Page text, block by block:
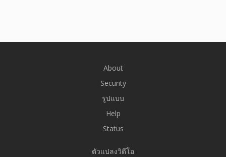
About
Security
รูปแบบ
Help
Status
ตัวแปลงวิดีโอ